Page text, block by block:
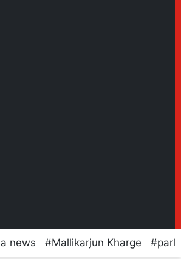
news Mallikarjun Kharge